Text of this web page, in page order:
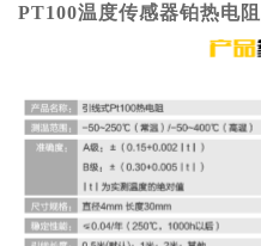
PT100温度传感器铂热电阻